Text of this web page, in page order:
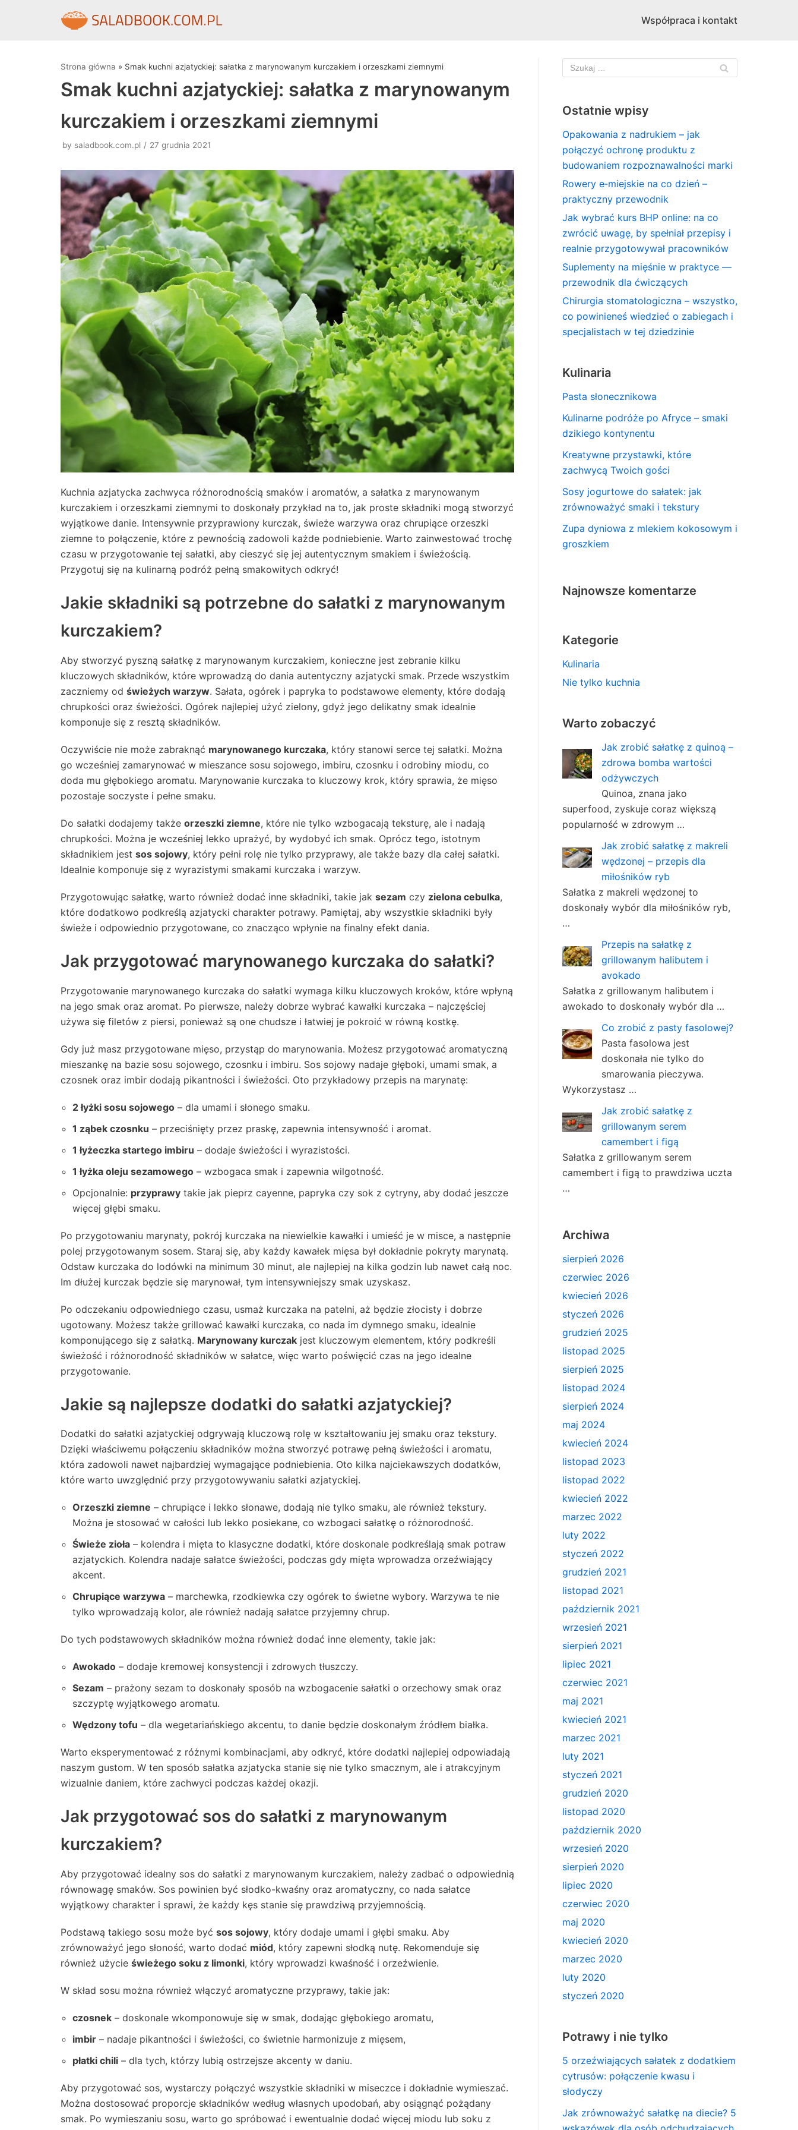
Współpraca i kontakt
Strona główna » Smak kuchni azjatyckiej: sałatka z marynowanym kurczakiem i orzeszkami ziemnymi
Smak kuchni azjatyckiej: sałatka z marynowanym
kurczakiem i orzeszkami ziemnymi
by saladbook.com.pl 27 grudnia 2021
Kuchnia azjatycka zachwyca różnorodnością smaków i aromatów, a sałatka z marynowanym
kurczakiem i orzeszkami ziemnymi to doskonały przykład na to, jak proste składniki mogą stworzyć
wyjątkowe danie. Intensywnie przyprawiony kurczak, świeże warzywa oraz chrupiące orzeszki
ziemne to połączenie, które z pewnością zadowoli każde podniebienie. Warto zainwestować trochę
czasu w przygotowanie tej sałatki, aby cieszyć się jej autentycznym smakiem i świeżością.
Przygotuj się na kulinarną podróż pełną smakowitych odkryć!
Jakie składniki są potrzebne do sałatki z marynowanym
kurczakiem?
Aby stworzyć pyszną sałatkę z marynowanym kurczakiem, konieczne jest zebranie kilku
kluczowych składników, które wprowadzą do dania autentyczny azjatycki smak. Przede wszystkim
zaczniemy od świeżych warzyw. Sałata, ogórek i papryka to podstawowe elementy, które dodają
chrupkości oraz świeżości. Ogórek najlepiej użyć zielony, gdyż jego delikatny smak idealnie
komponuje się z resztą składników.
Oczywiście nie może zabraknąć marynowanego kurczaka, który stanowi serce tej sałatki. Można
go wcześniej zamarynować w mieszance sosu sojowego, imbiru, czosnku i odrobiny miodu, co
doda mu głębokiego aromatu. Marynowanie kurczaka to kluczowy krok, który sprawia, że mięso
pozostaje soczyste i pełne smaku.
Do sałatki dodajemy także orzeszki ziemne, które nie tylko wzbogacają teksturę, ale i nadają
chrupkości. Można je wcześniej lekko uprażyć, by wydobyć ich smak. Oprócz tego, istotnym
składnikiem jest sos sojowy, który pełni rolę nie tylko przyprawy, ale także bazy dla całej sałatki.
Idealnie komponuje się z wyrazistymi smakami kurczaka i warzyw.
Przygotowując sałatkę, warto również dodać inne składniki, takie jak sezam czy zielona cebulka,
które dodatkowo podkreślą azjatycki charakter potrawy. Pamiętaj, aby wszystkie składniki były
świeże i odpowiednio przygotowane, co znacząco wpłynie na finalny efekt dania.
Jak przygotować marynowanego kurczaka do sałatki?
Przygotowanie marynowanego kurczaka do sałatki wymaga kilku kluczowych kroków, które wpłyną
na jego smak oraz aromat. Po pierwsze, należy dobrze wybrać kawałki kurczaka – najczęściej
używa się filetów z piersi, ponieważ są one chudsze i łatwiej je pokroić w równą kostkę.
Gdy już masz przygotowane mięso, przystąp do marynowania. Możesz przygotować aromatyczną
mieszankę na bazie sosu sojowego, czosnku i imbiru. Sos sojowy nadaje głęboki, umami smak, a
czosnek oraz imbir dodają pikantności i świeżości. Oto przykładowy przepis na marynatę:
2 łyżki sosu sojowego – dla umami i słonego smaku.
1 ząbek czosnku – przeciśnięty przez praskę, zapewnia intensywność i aromat.
1 łyżeczka startego imbiru – dodaje świeżości i wyrazistości.
1 łyżka oleju sezamowego – wzbogaca smak i zapewnia wilgotność.
Opcjonalnie: przyprawy takie jak pieprz cayenne, papryka czy sok z cytryny, aby dodać jeszcze
więcej głębi smaku.
Po przygotowaniu marynaty, pokrój kurczaka na niewielkie kawałki i umieść je w misce, a następnie
polej przygotowanym sosem. Staraj się, aby każdy kawałek mięsa był dokładnie pokryty marynatą.
Odstaw kurczaka do lodówki na minimum 30 minut, ale najlepiej na kilka godzin lub nawet całą noc.
Im dłużej kurczak będzie się marynował, tym intensywniejszy smak uzyskasz.
Po odczekaniu odpowiedniego czasu, usmaż kurczaka na patelni, aż będzie złocisty i dobrze
ugotowany. Możesz także grillować kawałki kurczaka, co nada im dymnego smaku, idealnie
komponującego się z sałatką. Marynowany kurczak jest kluczowym elementem, który podkreśli
świeżość i różnorodność składników w sałatce, więc warto poświęcić czas na jego idealne
przygotowanie.
Jakie są najlepsze dodatki do sałatki azjatyckiej?
Dodatki do sałatki azjatyckiej odgrywają kluczową rolę w kształtowaniu jej smaku oraz tekstury.
Dzięki właściwemu połączeniu składników można stworzyć potrawę pełną świeżości i aromatu,
która zadowoli nawet najbardziej wymagające podniebienia. Oto kilka najciekawszych dodatków,
które warto uwzględnić przy przygotowywaniu sałatki azjatyckiej.
Orzeszki ziemne – chrupiące i lekko słonawe, dodają nie tylko smaku, ale również tekstury.
Można je stosować w całości lub lekko posiekane, co wzbogaci sałatkę o różnorodność.
Świeże zioła – kolendra i mięta to klasyczne dodatki, które doskonale podkreślają smak potraw
azjatyckich. Kolendra nadaje sałatce świeżości, podczas gdy mięta wprowadza orzeźwiający
akcent.
Chrupiące warzywa – marchewka, rzodkiewka czy ogórek to świetne wybory. Warzywa te nie
tylko wprowadzają kolor, ale również nadają sałatce przyjemny chrup.
Do tych podstawowych składników można również dodać inne elementy, takie jak:
Awokado – dodaje kremowej konsystencji i zdrowych tłuszczy.
Sezam – prażony sezam to doskonały sposób na wzbogacenie sałatki o orzechowy smak oraz
szczyptę wyjątkowego aromatu.
Wędzony tofu – dla wegetariańskiego akcentu, to danie będzie doskonałym źródłem białka.
Warto eksperymentować z różnymi kombinacjami, aby odkryć, które dodatki najlepiej odpowiadają
naszym gustom. W ten sposób sałatka azjatycka stanie się nie tylko smacznym, ale i atrakcyjnym
wizualnie daniem, które zachwyci podczas każdej okazji.
Jak przygotować sos do sałatki z marynowanym
kurczakiem?
Aby przygotować idealny sos do sałatki z marynowanym kurczakiem, należy zadbać o odpowiednią
równowagę smaków. Sos powinien być słodko-kwaśny oraz aromatyczny, co nada sałatce
wyjątkowy charakter i sprawi, że każdy kęs stanie się prawdziwą przyjemnością.
Podstawą takiego sosu może być sos sojowy, który dodaje umami i głębi smaku. Aby
zrównoważyć jego słoność, warto dodać miód, który zapewni słodką nutę. Rekomenduje się
również użycie świeżego soku z limonki, który wprowadzi kwaśność i orzeźwienie.
W skład sosu można również włączyć aromatyczne przyprawy, takie jak:
czosnek – doskonale wkomponowuje się w smak, dodając głębokiego aromatu,
imbir – nadaje pikantności i świeżości, co świetnie harmonizuje z mięsem,
płatki chili – dla tych, którzy lubią ostrzejsze akcenty w daniu.
Aby przygotować sos, wystarczy połączyć wszystkie składniki w miseczce i dokładnie wymieszać.
Można dostosować proporcje składników według własnych upodobań, aby osiągnąć pożądany
smak. Po wymieszaniu sosu, warto go spróbować i ewentualnie dodać więcej miodu lub soku z
Ostatnie wpisy
Opakowania z nadrukiem – jak
połączyć ochronę produktu z
budowaniem rozpoznawalności marki
Rowery e‑miejskie na co dzień –
praktyczny przewodnik
Jak wybrać kurs BHP online: na co
zwrócić uwagę, by spełniał przepisy i
realnie przygotowywał pracowników
Suplementy na mięśnie w praktyce —
przewodnik dla ćwiczących
Chirurgia stomatologiczna – wszystko,
co powinieneś wiedzieć o zabiegach i
specjalistach w tej dziedzinie
Kulinaria
Pasta słonecznikowa
Kulinarne podróże po Afryce – smaki
dzikiego kontynentu
Kreatywne przystawki, które
zachwycą Twoich gości
Sosy jogurtowe do sałatek: jak
zrównoważyć smaki i tekstury
Zupa dyniowa z mlekiem kokosowym i
groszkiem
Najnowsze komentarze
Kategorie
Kulinaria
Nie tylko kuchnia
Warto zobaczyć
Jak zrobić sałatkę z quinoą –
zdrowa bomba wartości
odżywczych
Quinoa, znana jako
superfood, zyskuje coraz większą
popularność w zdrowym …
Jak zrobić sałatkę z makreli
wędzonej – przepis dla
miłośników ryb
Sałatka z makreli wędzonej to
doskonały wybór dla miłośników ryb,
…
Przepis na sałatkę z
grillowanym halibutem i
avokado
Sałatka z grillowanym halibutem i
awokado to doskonały wybór dla …
Co zrobić z pasty fasolowej?
Pasta fasolowa jest
doskonała nie tylko do
smarowania pieczywa.
Wykorzystasz …
Jak zrobić sałatkę z
grillowanym serem
camembert i figą
Sałatka z grillowanym serem
camembert i figą to prawdziwa uczta
…
Archiwa
sierpień 2026
czerwiec 2026
kwiecień 2026
styczeń 2026
grudzień 2025
listopad 2025
sierpień 2025
listopad 2024
sierpień 2024
maj 2024
kwiecień 2024
listopad 2023
listopad 2022
kwiecień 2022
marzec 2022
luty 2022
styczeń 2022
grudzień 2021
listopad 2021
październik 2021
wrzesień 2021
sierpień 2021
lipiec 2021
czerwiec 2021
maj 2021
kwiecień 2021
marzec 2021
luty 2021
styczeń 2021
grudzień 2020
listopad 2020
październik 2020
wrzesień 2020
sierpień 2020
lipiec 2020
czerwiec 2020
maj 2020
kwiecień 2020
marzec 2020
luty 2020
styczeń 2020
Potrawy i nie tylko
5 orzeźwiających sałatek z dodatkiem
cytrusów: połączenie kwasu i
słodyczy
Jak zrównoważyć sałatkę na diecie? 5